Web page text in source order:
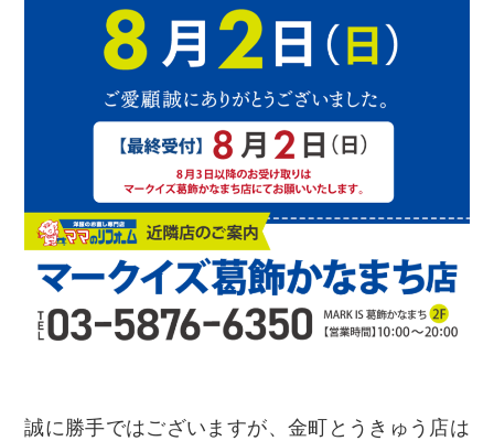
誠に勝手ではございますが、金町とうきゅう店は